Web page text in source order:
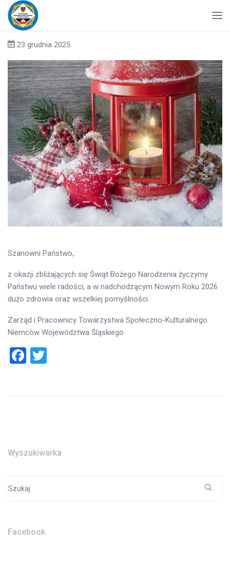
23 grudnia 2025
Szanowni Państwo,
z okazji zbliżających się Świąt Bożego Narodzenia życzymy
Państwu wiele radości, a w nadchodzącym Nowym Roku 2026
dużo zdrowia oraz wszelkiej pomyślności.
Zarząd i Pracownicy Towarzystwa Społeczno-Kulturalnego
Niemców Województwa Śląskiego
Facebook
Wyszukiwarka
for:
Facebook